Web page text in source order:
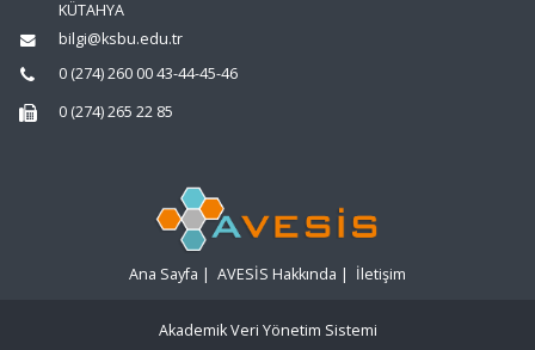
KÜTAHYA
bilgi@ksbu.edu.tr
0 (274) 260 00 43-44-45-46
0 (274) 265 22 85
Ana Sayfa | AVESİS Hakkında | İletişim
Akademik Veri Yönetim Sistemi